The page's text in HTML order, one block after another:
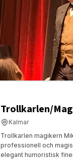
Trollkarlen/
Kalmar
Trollkarlen magikern
professionell och
elegant humoristisk